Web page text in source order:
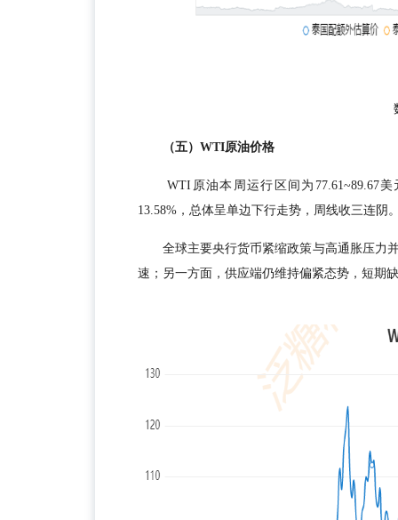
（五）WTI原油价格
WTI原油本周运行区间为77.61~89.67
13.58%，总体呈单边下行走势，周线收三连阴
全球主要央行货币紧缩政策与高通胀压力
速；另一方面，供应端仍维持偏紧态势，短期